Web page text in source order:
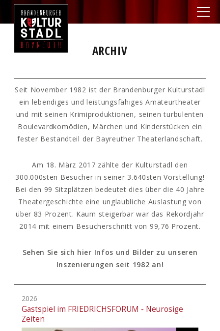
ARCHIV
Seit November 1982 ist der Brandenburger Kulturstadl
ein lebendiges und leistungsfähiges Amateurtheater
und mit seinen Krimiproduktionen, seinen turbulenten
Boulevardkomödien, Märchen und Kinderstücken ein
fester Bestandteil der Bayreuther Theaterlandschaft.
Am 18. März 2017 zählte der Kulturstadl den
300.000sten Besucher in seiner 3.640sten Vorstellung!
Bei den 99 Sitzplätzen bedeutet dies über die 40 Jahre
Theatergeschichte eine unglaubliche Auslastung von
über 83 Prozent. Kaum steigerbar war das Rekordjahr
2014 mit einem Besucherschnitt von 99,76 Prozent.
Sehen Sie sich hier Infos und Bilder zu unseren
Inszenierungen seit 1982 an!
2026
Gastspiel im FRIEDRICHSFORUM - Neurosige
Zeiten